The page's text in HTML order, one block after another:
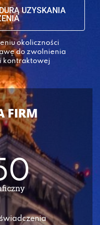
UZYSKANIA
okoliczności
do zwolnienia
kontraktowej
FIRM